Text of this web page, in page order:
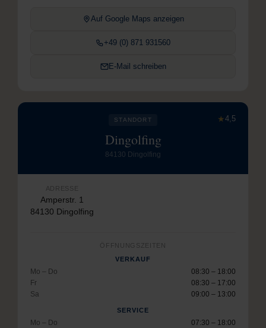
Auf Google Maps anzeigen
+49 (0) 871 931560
E-Mail schreiben
★4,5
STANDORT
Dingolfing
84130 Dingolfing
ADRESSE
Amperstr. 1
84130 Dingolfing
ÖFFNUNGSZEITEN
VERKAUF
Mo – Do
08:30 – 18:00
Fr
08:30 – 17:00
Sa
09:00 – 13:00
SERVICE
Mo – Do
07:30 – 18:00